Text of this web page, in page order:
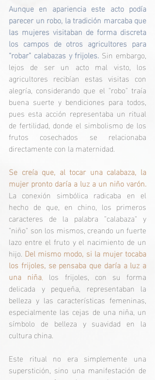
Aunque en apariencia este acto podía
parecer un robo, la tradición marcaba que
las mujeres visitaban de forma discreta
los campos de otros agricultores para
“robar” calabazas y frijoles. Sin embargo,
lejos de ser un acto mal visto, los
agricultores recibían estas visitas con
alegría, considerando que el "robo" traía
buena suerte y bendiciones para todos,
pues esta acción representaba un ritual
de fertilidad, donde el simbolismo de los
frutos cosechados se relacionaba
directamente con la maternidad.
Se creía que, al tocar una calabaza, la
mujer pronto daría a luz a un niño varón.
La conexión simbólica radicaba en el
hecho de que, en chino, los primeros
caracteres de la palabra "calabaza" y
"niño" son los mismos, creando un fuerte
lazo entre el fruto y el nacimiento de un
hijo. Del mismo modo, si la mujer tocaba
los frijoles, se pensaba que daría a luz a
una niña, los frijoles, con su forma
delicada y pequeña, representaban la
belleza y las características femeninas,
especialmente las cejas de una niña, un
símbolo de belleza y suavidad en la
cultura china.
Este ritual no era simplemente una
superstición, sino una manifestación de